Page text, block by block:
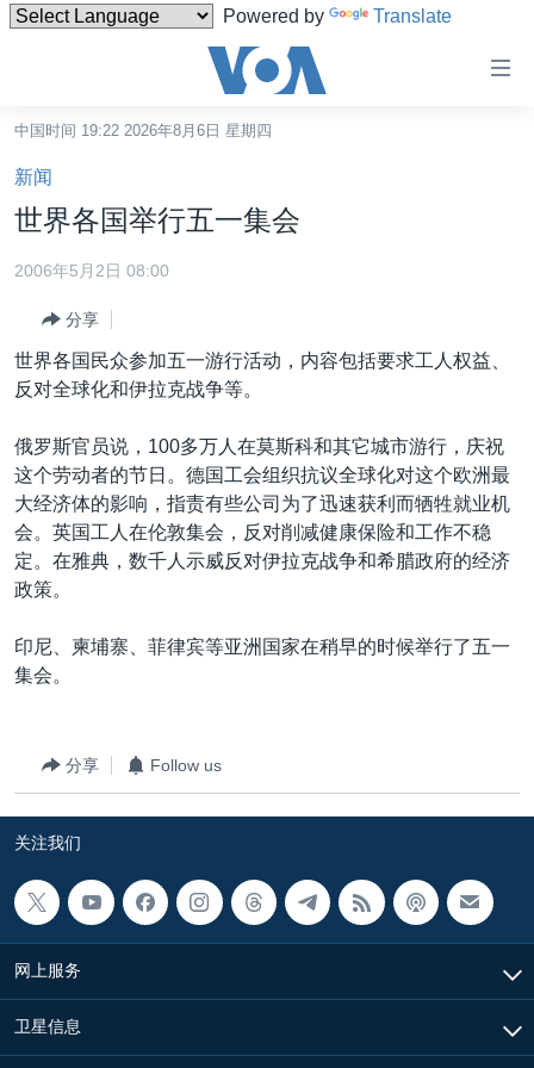
Powered by Translate
碍
链
接
转
容
导
转
到
索
港澳
国际
印太
中东
欧洲
非洲
全球议题
经济·金融·贸易
人权·法律·宗教
科教·文娱·体健
军事
环境
美中关系
热点专题
白宫要闻
国会报道
美国建国250周年
美国之音专访
重要讲话与声明
台海两岸关系
南中国海争端
关注西藏
关注新疆
GEN Z 看美国
VOA视频
VOA今日焦点
其他语言网站
中国时间 19:22 2026年8月6日 星期四
新闻
世界各国举行五一集会
2006年5月2日 08:00
分享
世界各国民众参加五一游行活动，内容包括要求工人权益、
反对全球化和伊拉克战争等。
俄罗斯官员说，100多万人在莫斯科和其它城市游行，庆祝
这个劳动者的节日。德国工会组织抗议全球化对这个欧洲最
大经济体的影响，指责有些公司为了迅速获利而牺牲就业机
会。英国工人在伦敦集会，反对削减健康保险和工作不稳
定。在雅典，数千人示威反对伊拉克战争和希腊政府的经济
政策。
印尼、柬埔寨、菲律宾等亚洲国家在稍早的时候举行了五一
集会。
分享 Follow us
关注我们
网上服务
卫星信息